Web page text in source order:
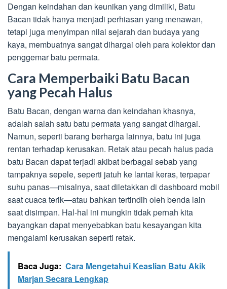
Dengan keindahan dan keunikan yang dimiliki, Batu
Bacan tidak hanya menjadi perhiasan yang menawan,
tetapi juga menyimpan nilai sejarah dan budaya yang
kaya, membuatnya sangat dihargai oleh para kolektor dan
penggemar batu permata.
Cara Memperbaiki Batu Bacan
yang Pecah Halus
Batu Bacan, dengan warna dan keindahan khasnya,
adalah salah satu batu permata yang sangat dihargai.
Namun, seperti barang berharga lainnya, batu ini juga
rentan terhadap kerusakan. Retak atau pecah halus pada
batu Bacan dapat terjadi akibat berbagai sebab yang
tampaknya sepele, seperti jatuh ke lantai keras, terpapar
suhu panas—misalnya, saat diletakkan di dashboard mobil
saat cuaca terik—atau bahkan tertindih oleh benda lain
saat disimpan. Hal-hal ini mungkin tidak pernah kita
bayangkan dapat menyebabkan batu kesayangan kita
mengalami kerusakan seperti retak.
Baca Juga: Cara Mengetahui Keaslian Batu Akik
Marjan Secara Lengkap